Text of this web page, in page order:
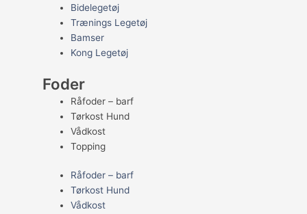
Bidelegetøj
Trænings Legetøj
Bamser
Kong Legetøj
Foder
Råfoder – barf
Tørkost Hund
Vådkost
Topping
Råfoder – barf
Tørkost Hund
Vådkost